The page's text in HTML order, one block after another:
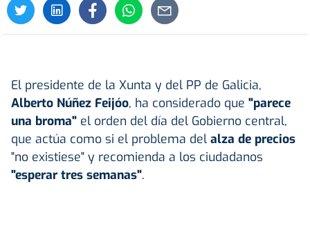
El presidente de la Xunta y del PP de Galicia,
Alberto Núñez Feijóo, ha considerado que "parece
una broma" el orden del día del Gobierno central,
que actúa como si el problema del alza de precios
"no existiese" y recomienda a los ciudadanos
"esperar tres semanas".